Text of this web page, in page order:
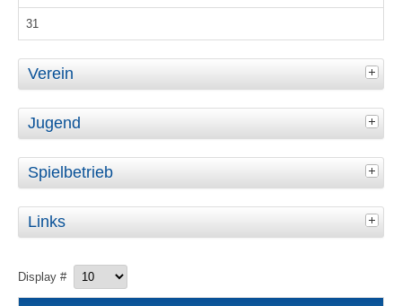
31
Verein
Jugend
Spielbetrieb
Links
Display #